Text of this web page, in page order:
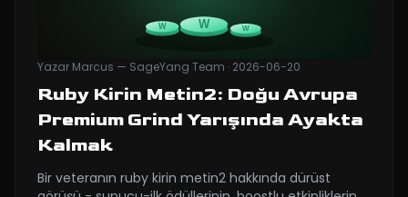
Yazar Marcus — SageYang Team · 2026-06-20
Ruby Kirin Metin2: Doğu Avrupa
Premium Grind Yarışında Ayakta
Kalmak
Bir veteranın ruby kirin metin2 hakkında dürüst